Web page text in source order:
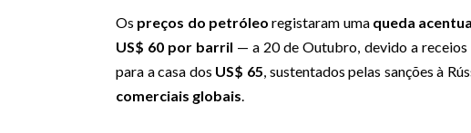
Os preços do petróleo registaram uma queda
US$ 60 por barril — a 20 de Outubro, devido a
para a casa dos US$ 65, sustentados pelas sanções à
comerciais globais.